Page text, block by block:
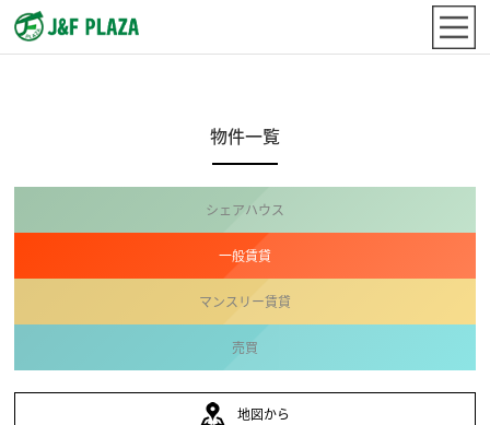
物件一覧
シェアハウス
一般賃貸
マンスリー賃貸
売買
地図から